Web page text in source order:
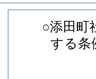
○添田町
する条